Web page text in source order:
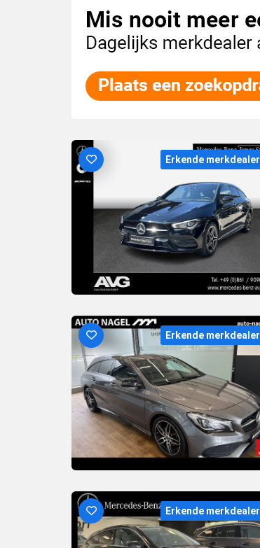
Erkende merkdealer
Erkende merkdealer
Erkende merkdealer